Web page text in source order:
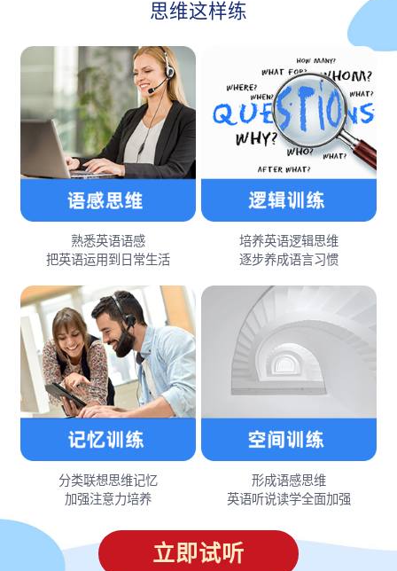
思维这样练
熟悉英语语感
把英语运用到日常生活
培养英语逻辑思维
逐步养成语言习惯
分类联想思维记忆
加强注意力培养
形成语感思维
英语听说读学全面加强
立即试听